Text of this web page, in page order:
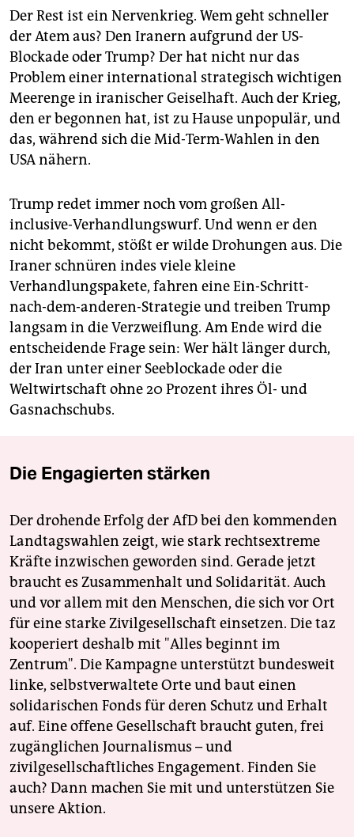
Der Rest ist ein Nervenkrieg. Wem geht schneller
der Atem aus? Den Iranern aufgrund der US-
Blockade oder Trump? Der hat nicht nur das
Problem einer international strategisch wichtigen
Meerenge in iranischer Geiselhaft. Auch der Krieg,
den er begonnen hat, ist zu Hause unpopulär, und
das, während sich die Mid-Term-Wahlen in den
USA nähern.
Trump redet immer noch vom großen All-
inclusive-Verhandlungswurf. Und wenn er den
nicht bekommt, stößt er wilde Drohungen aus. Die
Iraner schnüren indes viele kleine
Verhandlungspakete, fahren eine Ein-Schritt-
nach-dem-anderen-Strategie und treiben Trump
langsam in die Verzweiflung. Am Ende wird die
entscheidende Frage sein: Wer hält länger durch,
der Iran unter einer Seeblockade oder die
Weltwirtschaft ohne 20 Prozent ihres Öl- und
Gasnachschubs.
Die Engagierten stärken
Der drohende Erfolg der AfD bei den kommenden
Landtagswahlen zeigt, wie stark rechtsextreme
Kräfte inzwischen geworden sind. Gerade jetzt
braucht es Zusammenhalt und Solidarität. Auch
und vor allem mit den Menschen, die sich vor Ort
für eine starke Zivilgesellschaft einsetzen. Die taz
kooperiert deshalb mit "Alles beginnt im
Zentrum". Die Kampagne unterstützt bundesweit
linke, selbstverwaltete Orte und baut einen
solidarischen Fonds für deren Schutz und Erhalt
auf. Eine offene Gesellschaft braucht guten, frei
zugänglichen Journalismus – und
zivilgesellschaftliches Engagement. Finden Sie
auch? Dann machen Sie mit und unterstützen Sie
unsere Aktion.